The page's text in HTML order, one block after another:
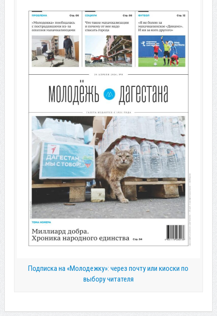
Подписка на «Молодежку»: через почту или киоски по
выбору читателя